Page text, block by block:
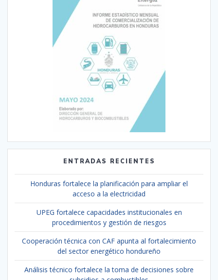
ENTRADAS RECIENTES
Honduras fortalece la planificación para ampliar el
acceso a la electricidad
UPEG fortalece capacidades institucionales en
procedimientos y gestión de riesgos
Cooperación técnica con CAF apunta al fortalecimiento
del sector energético hondureño
Análisis técnico fortalece la toma de decisiones sobre